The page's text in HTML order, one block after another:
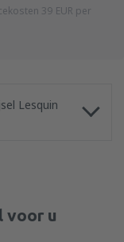
39 EUR per
Lesquin
voor u